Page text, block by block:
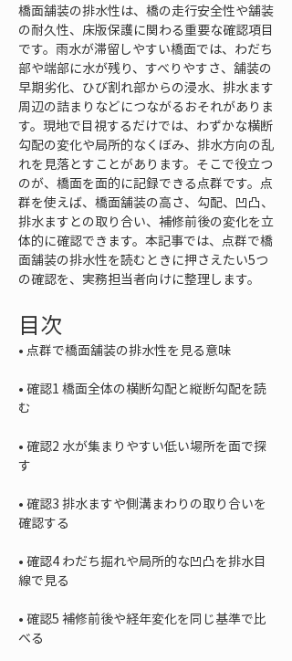
橋面舗装の排水性は、橋の走行安全性や舗装
の耐久性、床版保護に関わる重要な確認項目
です。雨水が滞留しやすい橋面では、わだち
部や端部に水が残り、すべりやすさ、舗装の
早期劣化、ひび割れ部からの浸水、排水ます
周辺の詰まりなどにつながるおそれがありま
す。現地で目視するだけでは、わずかな横断
勾配の変化や局所的なくぼみ、排水方向の乱
れを見落とすことがあります。そこで役立つ
のが、橋面を面的に記録できる点群です。点
群を使えば、橋面舗装の高さ、勾配、凹凸、
排水ますとの取り合い、補修前後の変化を立
体的に確認できます。本記事では、点群で橋
面舗装の排水性を読むときに押さえたい5つ
の確認を、実務担当者向けに整理します。
目次
•
• 確認1 橋面全体の横断勾配と縦断勾配を読
• 確認2 水が集まりやすい低い場所を面で探
• 確認3 排水ますや側溝まわりの取り合いを
• 確認4 わだち掘れや局所的な凹凸を排水目
• 確認5 補修前後や経年変化を同じ基準で比